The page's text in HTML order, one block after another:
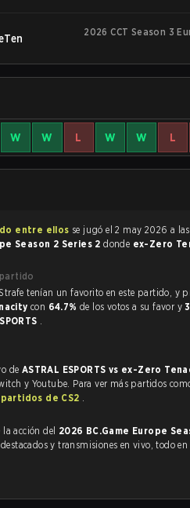
2026 CCT Season 3
W W L W W L
entre ellos se jugó el 2 may 2026 a las
Season 2 Series 2donde ex-Zero
predijeron la victoria
con 64.7% de los votos a su favor y
.
de ASTRAL ESPORTS vs ex-Zero
y Youtube. Para ver más partidos
de CS2 .
acción del 2026 BC.Game Europe
VODs, destacados y transmisiones en vivo, todo